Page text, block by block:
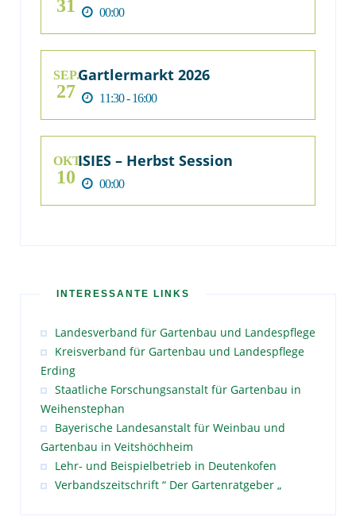
31 00:00
SEP.
27
Gartlermarkt 2026
11:30 - 16:00
OKT.
10
ISIES – Herbst Session
00:00
INTERESSANTE LINKS
Landesverband für Gartenbau und Landespflege
Kreisverband für Gartenbau und Landespflege
Erding
Staatliche Forschungsanstalt für Gartenbau in
Weihenstephan
Bayerische Landesanstalt für Weinbau und
Gartenbau in Veitshöchheim
Lehr- und Beispielbetrieb in Deutenkofen
Verbandszeitschrift “ Der Gartenratgeber „